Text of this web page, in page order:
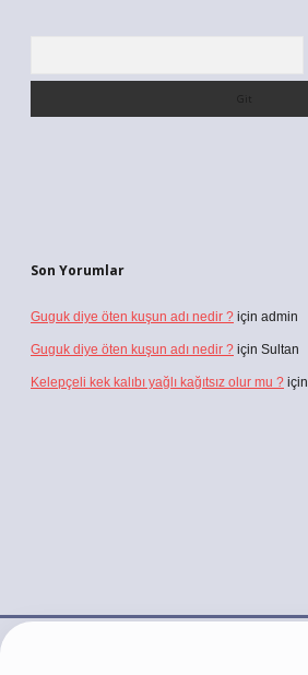
Son Yorumlar
Guguk diye öten kuşun adı nedir ? için admin
Guguk diye öten kuşun adı nedir ? için Sultan
Kelepçeli kek kalıbı yağlı kağıtsız olur mu ? için